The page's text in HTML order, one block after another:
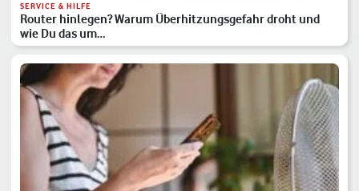
SERVICE & HILFE
Router hinlegen? Warum Überhitzungsgefahr droht und
wie Du das um…